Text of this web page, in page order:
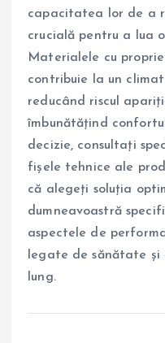
capacitatea lor de a
crucială pentru a lua
Materialele cu
contribuie la un
reducând riscul
îmbunătățind
decizie, consultați
fișele tehnice ale
că alegeți soluția
dumneavoastră
aspectele de
legate de sănătate
lung.